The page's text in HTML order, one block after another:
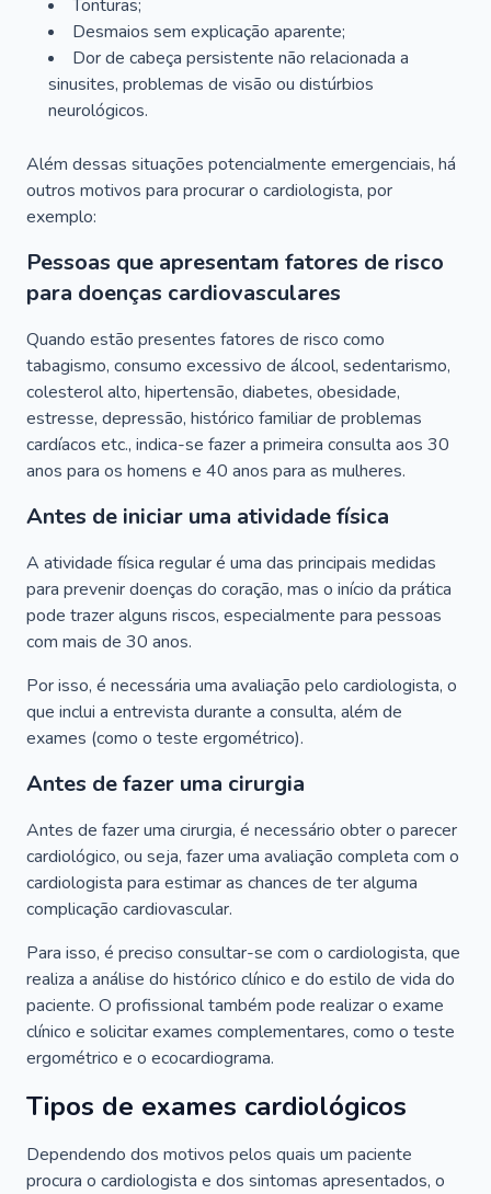
Tonturas;
Desmaios sem explicação aparente;
Dor de cabeça persistente não relacionada a
sinusites, problemas de visão ou distúrbios
neurológicos.
Além dessas situações potencialmente emergenciais, há
outros motivos para procurar o cardiologista, por
exemplo:
Pessoas que apresentam fatores de risco
para doenças cardiovasculares
Quando estão presentes fatores de risco como
tabagismo, consumo excessivo de álcool, sedentarismo,
colesterol alto, hipertensão, diabetes, obesidade,
estresse, depressão, histórico familiar de problemas
cardíacos etc., indica-se fazer a primeira consulta aos 30
anos para os homens e 40 anos para as mulheres.
Antes de iniciar uma atividade física
A atividade física regular é uma das principais medidas
para prevenir doenças do coração, mas o início da prática
pode trazer alguns riscos, especialmente para pessoas
com mais de 30 anos.
Por isso, é necessária uma avaliação pelo cardiologista, o
que inclui a entrevista durante a consulta, além de
exames (como o teste ergométrico).
Antes de fazer uma cirurgia
Antes de fazer uma cirurgia, é necessário obter o parecer
cardiológico, ou seja, fazer uma avaliação completa com o
cardiologista para estimar as chances de ter alguma
complicação cardiovascular.
Para isso, é preciso consultar-se com o cardiologista, que
realiza a análise do histórico clínico e do estilo de vida do
paciente. O profissional também pode realizar o exame
clínico e solicitar exames complementares, como o teste
ergométrico e o ecocardiograma.
Tipos de exames cardiológicos
Dependendo dos motivos pelos quais um paciente
procura o cardiologista e dos sintomas apresentados, o